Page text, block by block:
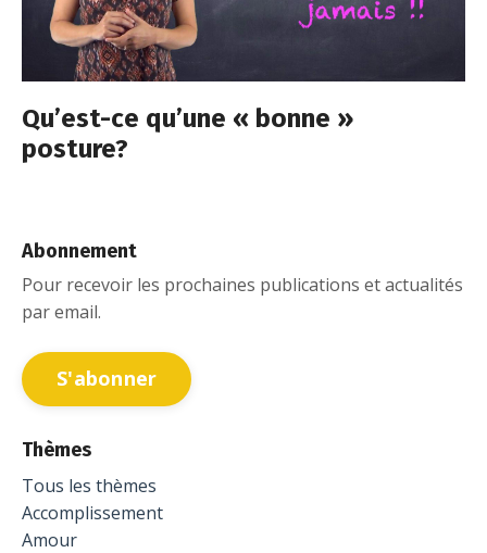
Qu’est-ce qu’une « bonne »
posture?
Abonnement
Pour recevoir les prochaines publications et actualités
par email.
S'abonner
Thèmes
Tous les thèmes
Accomplissement
Amour